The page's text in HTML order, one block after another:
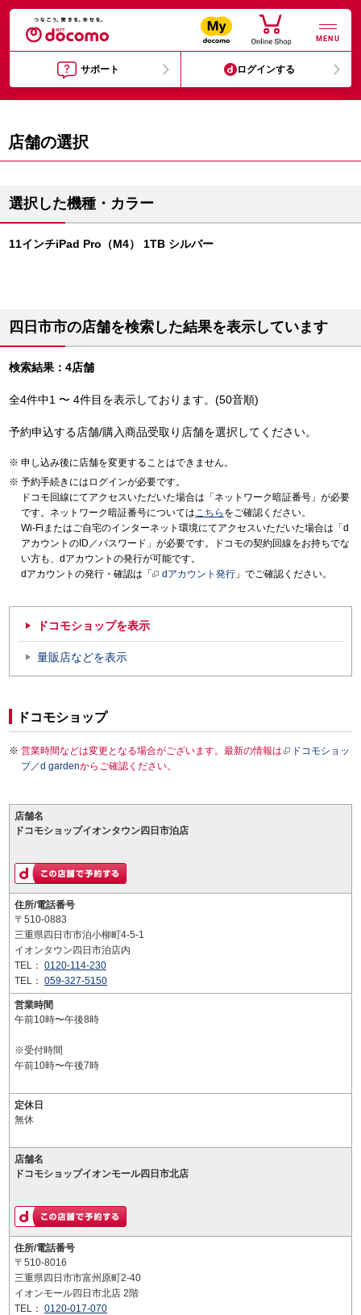
MENU
サポート ログインする
店舗の選択
選択した機種・カラー
11インチiPad Pro（M4） 1TB シルバー
四日市市の店舗を検索した結果を表示しています
検索結果：4店舗
全4件中1 〜 4件目を表示しております。(50音順)
予約申込する店舗/購入商品受取り店舗を選択してください。
申し込み後に店舗を変更することはできません。
予約手続きにはログインが必要です。
ドコモ回線にてアクセスいただいた場合は「ネットワーク暗証番号」が必要
です。ネットワーク暗証番号についてはこちら をご確認ください。
Wi-Fiまたはご自宅のインターネット環境にてアクセスいただいた場合は「d
アカウントのID／パスワード」が必要です。ドコモの契約回線をお持ちでな
い方も、dアカウントの発行が可能です。
dアカウントの発行・確認は「
dアカウント発行 」でご確認ください。
ドコモショップを表示
量販店などを表示
ドコモショップ
営業時間などは変更となる場合がございます。最新の情報は
ドコモショッ
プ／d gardenからご確認ください。
店舗名
ドコモショップイオンタウン四日市泊店
住所/電話番号
〒510-0883
三重県四日市市泊小柳町4-5-1
イオンタウン四日市泊店内
TEL： 0120-114-230
TEL： 059-327-5150
営業時間
午前10時〜午後8時
※受付時間
午前10時〜午後7時
定休日
無休
店舗名
ドコモショップイオンモール四日市北店
住所/電話番号
〒510-8016
三重県四日市市富州原町2-40
イオンモール四日市北店 2階
TEL： 0120-017-070